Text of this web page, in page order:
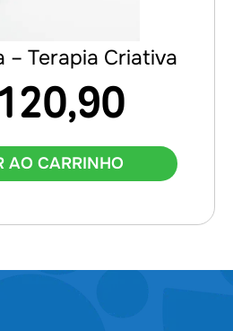
– Terapia Criativa
AO CARRINHO